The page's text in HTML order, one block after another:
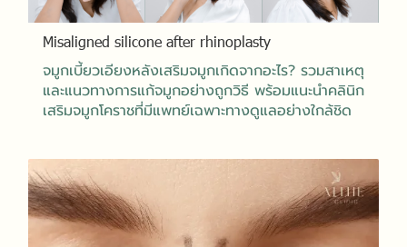
Misaligned silicone after rhinoplasty
จมูกเบี้ยวเอียงหลังเสริมจมูกเกิดจากอะไร? รวมสาเหตุ
และแนวทางการแก้จมูกอย่างถูกวิธี พร้อมแนะนำคลินิก
เสริมจมูกโคราชที่มีแพทย์เฉพาะทางดูแลอย่างใกล้ชิด